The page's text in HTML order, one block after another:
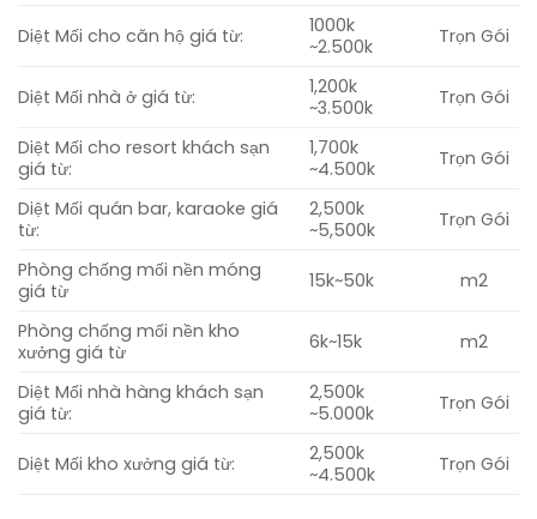
Diệt Mối cho căn hộ giá từ:
1000k
~2.500k
Trọn Gói
Diệt Mối nhà ở giá từ:
1,200k
~3.500k
Trọn Gói
Diệt Mối cho resort khách sạn
giá từ:
1,700k
~4.500k
Trọn Gói
Diệt Mối quán bar, karaoke giá
từ:
2,500k
~5,500k
Trọn Gói
Phòng chống mối nền móng
giá từ
15k~50k m2
Phòng chống mối nền kho
xưởng giá từ
6k~15k m2
Diệt Mối nhà hàng khách sạn
giá từ:
2,500k
~5.000k
Trọn Gói
Diệt Mối kho xưởng giá từ:
2,500k
~4.500k
Trọn Gói